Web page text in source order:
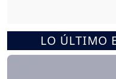
LO ÚLTIMO